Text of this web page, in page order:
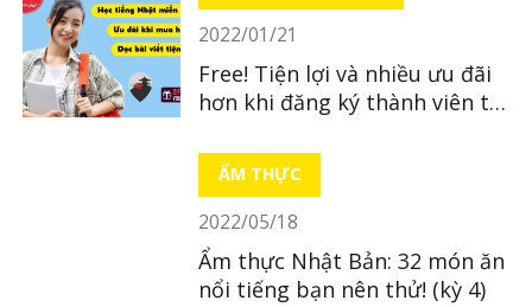
2022/01/21
Free! Tiện lợi và nhiều ưu đãi
hơn khi đăng ký thành viên tại
ẨM THỰC
2022/05/18
Ẩm thực Nhật Bản: 32 món ăn
nổi tiếng bạn nên thử! (kỳ 4)